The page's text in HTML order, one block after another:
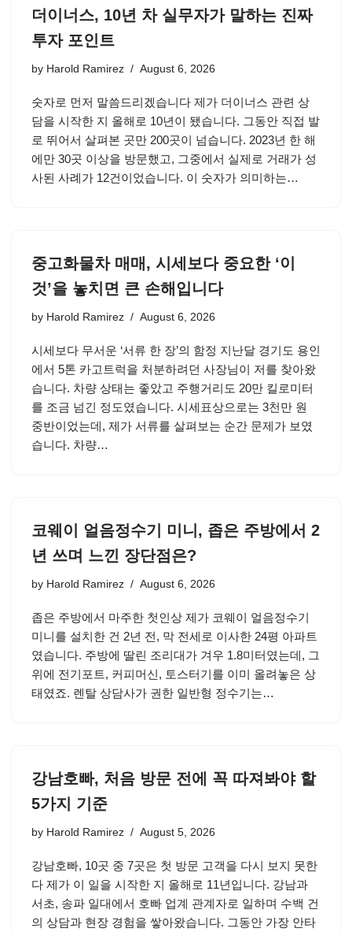
더이너스, 10년 차 실무자가 말하는 진짜
투자 포인트
by Harold Ramirez August 6, 2026
숫자로 먼저 말씀드리겠습니다 제가 더이너스 관련 상
담을 시작한 지 올해로 10년이 됐습니다. 그동안 직접 발
로 뛰어서 살펴본 곳만 200곳이 넘습니다. 2023년 한 해
에만 30곳 이상을 방문했고, 그중에서 실제로 거래가 성
사된 사례가 12건이었습니다. 이 숫자가 의미하는…
중고화물차 매매, 시세보다 중요한 ‘이
것’을 놓치면 큰 손해입니다
by Harold Ramirez August 6, 2026
시세보다 무서운 ‘서류 한 장’의 함정 지난달 경기도 용인
에서 5톤 카고트럭을 처분하려던 사장님이 저를 찾아왔
습니다. 차량 상태는 좋았고 주행거리도 20만 킬로미터
를 조금 넘긴 정도였습니다. 시세표상으로는 3천만 원
중반이었는데, 제가 서류를 살펴보는 순간 문제가 보였
습니다. 차량…
코웨이 얼음정수기 미니, 좁은 주방에서 2
년 쓰며 느낀 장단점은?
by Harold Ramirez August 6, 2026
좁은 주방에서 마주한 첫인상 제가 코웨이 얼음정수기
미니를 설치한 건 2년 전, 막 전세로 이사한 24평 아파트
였습니다. 주방에 딸린 조리대가 겨우 1.8미터였는데, 그
위에 전기포트, 커피머신, 토스터기를 이미 올려놓은 상
태였죠. 렌탈 상담사가 권한 일반형 정수기는…
강남호빠, 처음 방문 전에 꼭 따져봐야 할
5가지 기준
by Harold Ramirez August 5, 2026
강남호빠, 10곳 중 7곳은 첫 방문 고객을 다시 보지 못한
다 제가 이 일을 시작한 지 올해로 11년입니다. 강남과
서초, 송파 일대에서 호빠 업계 관계자로 일하며 수백 건
의 상담과 현장 경험을 쌓아왔습니다. 그동안 가장 안타